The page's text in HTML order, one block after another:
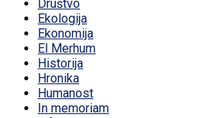
Društvo
Ekologija
Ekonomija
El Merhum
Historija
Hronika
Humanost
In memoriam